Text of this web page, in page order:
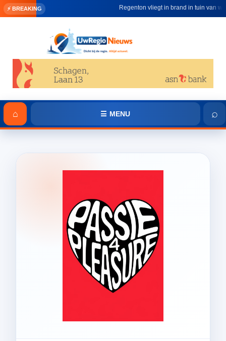
⚡ BREAKING Regenton vliegt in brand in tuin van
⌂ ☰ MENU ⌕